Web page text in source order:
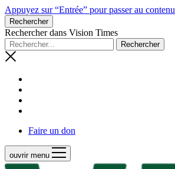
Appuyez sur “Entrée” pour passer au contenu
Rechercher
Rechercher dans Vision Times
Faire un don
ouvrir menu